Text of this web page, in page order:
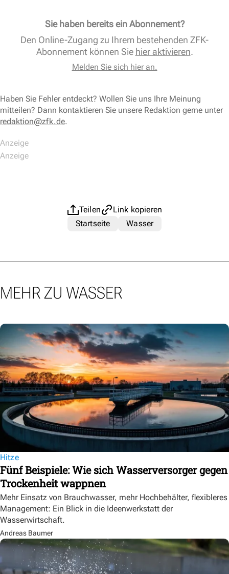
Sie haben bereits ein Abonnement?
Den Online-Zugang zu Ihrem bestehenden ZFK-
Abonnement können Sie hier aktivieren.
Melden Sie sich hier an.
Haben Sie Fehler entdeckt? Wollen Sie uns Ihre Meinung
mitteilen? Dann kontaktieren Sie unsere Redaktion gerne unter
redaktion@zfk.de.
Teilen
Link kopieren
Startseite
Wasser
MEHR ZU WASSER
Hitze
Fünf Beispiele: Wie sich Wasserversorger gegen
Trockenheit wappnen
Mehr Einsatz von Brauchwasser, mehr Hochbehälter, flexibleres
Management: Ein Blick in die Ideenwerkstatt der
Wasserwirtschaft.
Andreas Baumer